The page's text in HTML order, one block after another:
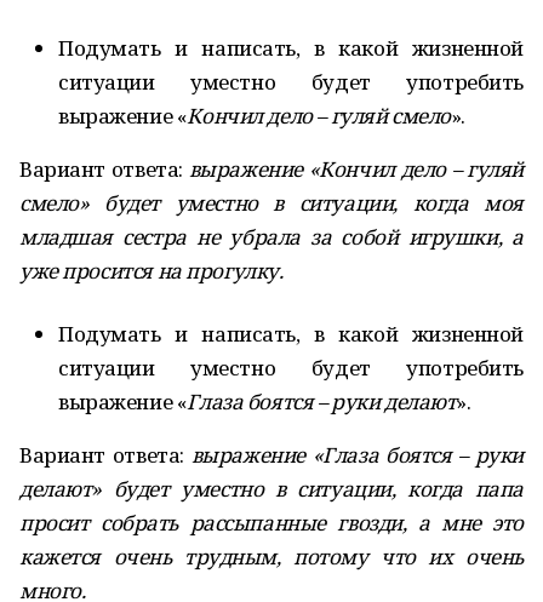
Подумать и написать, в какой жизненной
ситуации уместно будет употребить
выражение «Кончил дело – гуляй смело».
Вариант ответа: выражение «Кончил дело – гуляй
смело» будет уместно в ситуации, когда моя
младшая сестра не убрала за собой игрушки, а
уже просится на прогулку.
Подумать и написать, в какой жизненной
ситуации уместно будет употребить
выражение «Глаза боятся – руки делают».
Вариант ответа: выражение «Глаза боятся – руки
делают» будет уместно в ситуации, когда папа
просит собрать рассыпанные гвозди, а мне это
кажется очень трудным, потому что их очень
много.